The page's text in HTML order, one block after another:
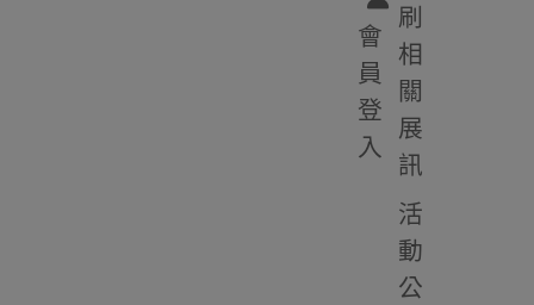
會
員
登
入
刷
相
關
展
訊
活
動
公